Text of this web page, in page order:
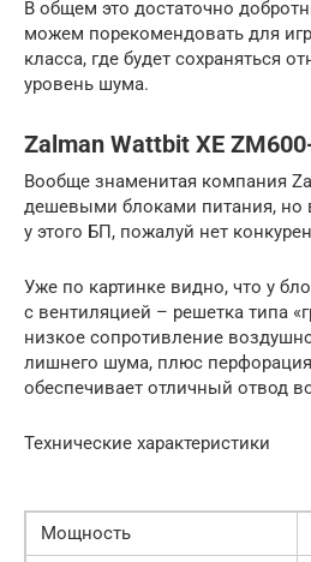
В общем это достаточно
можем порекомендовать для
класса, где будет сохраняться
уровень шума.
Zalman Wattbit XE
Вообще знаменитая компания
дешевыми блоками питания, но
у этого БП, пожалуй нет
Уже по картинке видно, что у
с вентиляцией – решетка типа
низкое сопротивление
лишнего шума, плюс
обеспечивает отличный отвод
Технические характеристики
Мощность